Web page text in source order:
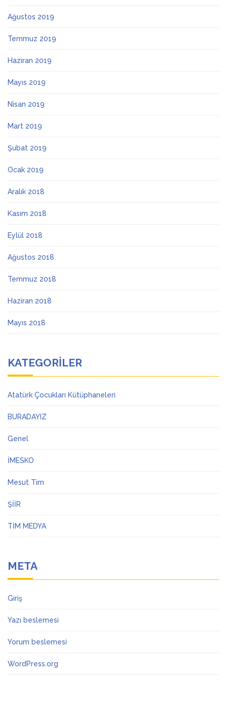
Ağustos 2019
Temmuz 2019
Haziran 2019
Mayıs 2019
Nisan 2019
Mart 2019
Şubat 2019
Ocak 2019
Aralık 2018
Kasım 2018
Eylül 2018
Ağustos 2018
Temmuz 2018
Haziran 2018
Mayıs 2018
KATEGORILER
Atatürk Çocukları Kütüphaneleri
BURADAYIZ
Genel
İMESKO
Mesut Tim
ŞİİR
TİM MEDYA
META
Giriş
Yazı beslemesi
Yorum beslemesi
WordPress.org